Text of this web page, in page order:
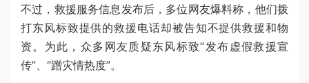
不过，救援服务信息发布后，多位网友爆料称，他们拨
打东风标致提供的救援电话却被告知不提供救援和物
资。为此，众多网友质疑东风标致“发布虚假救援宣
传”、“蹭灾情热度”。